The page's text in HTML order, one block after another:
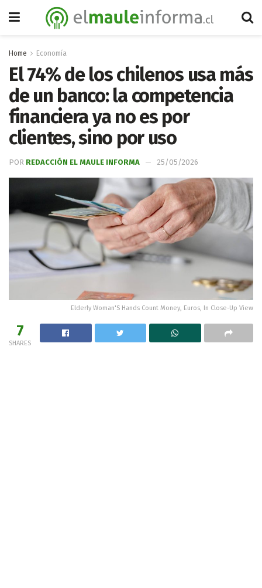
Home Economía
El 74% de los chilenos usa más
de un banco: la competencia
financiera ya no es por
clientes, sino por uso
POR REDACCIÓN EL MAULE INFORMA 25/05/2026
Elderly Woman'S Hands Count Money, Euros, In Close-Up View
7
SHARES